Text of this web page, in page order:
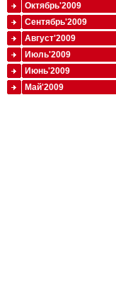
Октябрь'2009
Сентябрь'2009
Август'2009
Июль'2009
Июнь'2009
Май'2009